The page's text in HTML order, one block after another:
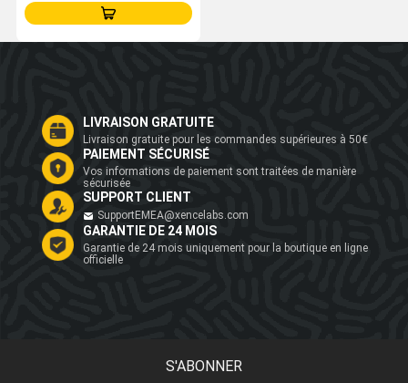
LIVRAISON GRATUITE
Livraison gratuite pour les commandes supérieures à 50€
PAIEMENT SÉCURISÉ
Vos informations de paiement sont traitées de manière
sécurisée
SUPPORT CLIENT
SupportEMEA@xencelabs.com
GARANTIE DE 24 MOIS
Garantie de 24 mois uniquement pour la boutique en ligne
officielle
S'ABONNER